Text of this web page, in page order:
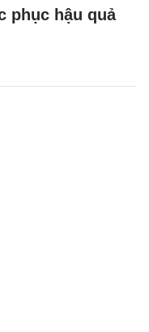
phục hậu quả